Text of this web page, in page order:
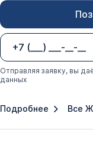
Отправляя заявку, вы
данных
Подробнее Все